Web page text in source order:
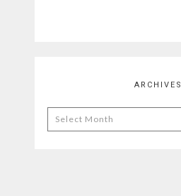
ARCHIVES
Archives